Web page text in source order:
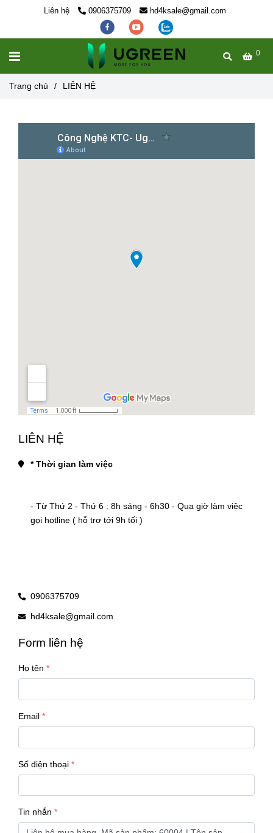
Liên hệ 0906375709 hd4ksale@gmail.com
0
Trang chủ / LIÊN HỆ
LIÊN HỆ
* Thời gian làm việc
- Từ Thứ 2 - Thứ 6 : 8h sáng - 6h30 - Qua giờ làm việc
gọi hotline ( hỗ trợ tới 9h tối )
0906375709
hd4ksale@gmail.com
Form liên hệ
Họ tên
Email
Số điện thoại
Tin nhắn